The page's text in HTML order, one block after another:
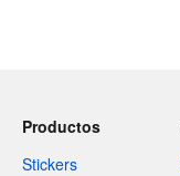
Productos
Stickers